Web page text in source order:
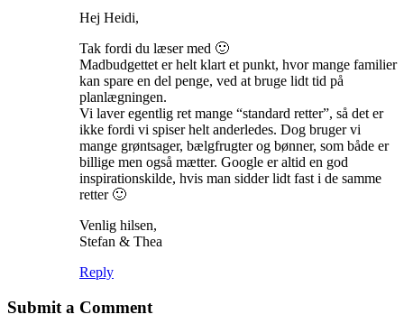
Hej Heidi,
Tak fordi du læser med 🙂
Madbudgettet er helt klart et punkt, hvor mange familier
kan spare en del penge, ved at bruge lidt tid på
planlægningen.
Vi laver egentlig ret mange “standard retter”, så det er
ikke fordi vi spiser helt anderledes. Dog bruger vi
mange grøntsager, bælgfrugter og bønner, som både er
billige men også mætter. Google er altid en god
inspirationskilde, hvis man sidder lidt fast i de samme
retter 🙂
Venlig hilsen,
Stefan & Thea
Reply
Submit a Comment